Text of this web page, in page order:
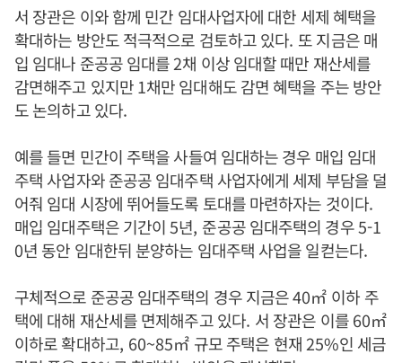
서 장관은 이와 함께 민간 임대사업자에 대한 세제 혜택을
확대하는 방안도 적극적으로 검토하고 있다. 또 지금은 매
입 임대나 준공공 임대를2채 이상 임대할 때만 재산세를
감면해주고 있지만1채만 임대해도 감면 혜택을 주는 방안
도 논의하고 있다.
예를 들면 민간이 주택을 사들여 임대하는 경우 매입 임대
주택 사업자와 준공공 임대주택 사업자에게 세제 부담을 덜
어줘 임대 시장에 뛰어들도록 토대를 마련하자는 것이다.
매입 임대주택은 기간이5년, 준공공 임대주택의 경우5-1
0년 동안 임대한뒤 분양하는 임대주택 사업을 일컫는다.
구체적으로 준공공 임대주택의 경우 지금은40㎡ 이하 주
택에 대해 재산세를 면제해주고 있다. 서 장관은 이를60㎡
이하로 확대하고, 60~85㎡ 규모 주택은 현재 25%인 세금